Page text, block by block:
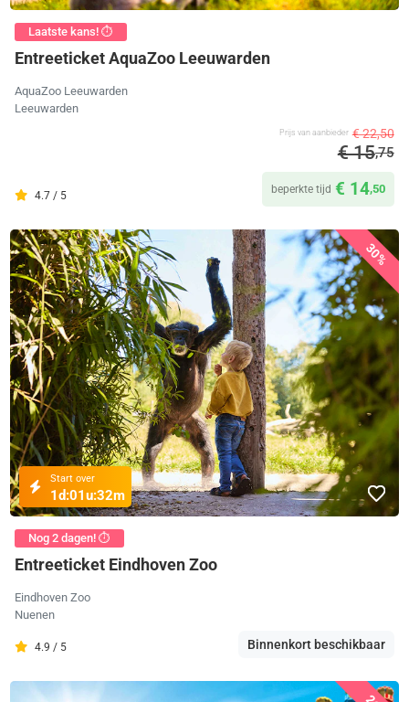
Laatste kans! ⏱️
Entreeticket AquaZoo Leeuwarden
AquaZoo Leeuwarden
Leeuwarden
4.7 / 5
Prijs van aanbieder € 22,50
€ 15,75
beperkte tijd € 14,50
30%
Start over
1d:01u:32m
Nog 2 dagen! ⏱️
Entreeticket Eindhoven Zoo
Eindhoven Zoo
Nuenen
4.9 / 5 Binnenkort beschikbaar